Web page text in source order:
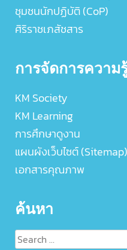
ชุมชนนักปฏิบัติ (CoP)
ศิริราชเภสัชสาร
การจัดการความ
KM Society
KM Learning
การศึกษาดูงาน
แผนผังเว็บไซต์ (Sitemap)
เอกสารคุณภาพ
ค้นหา
Search